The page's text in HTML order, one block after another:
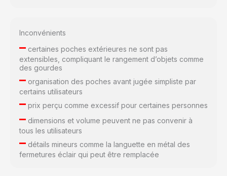
Inconvénients
–certaines poches extérieures ne sont pas
extensibles, compliquant le rangement d’objets comme
des gourdes
–organisation des poches avant jugée simpliste par
certains utilisateurs
–prix perçu comme excessif pour certaines personnes
–dimensions et volume peuvent ne pas convenir à
tous les utilisateurs
–détails mineurs comme la languette en métal des
fermetures éclair qui peut être remplacée